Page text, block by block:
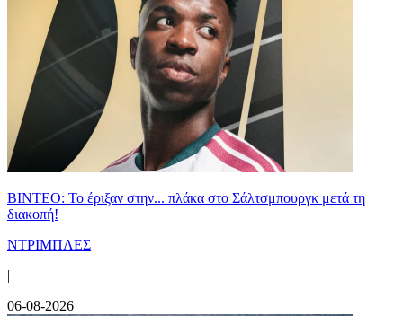
ΒΙΝΤΕΟ: Το έριξαν στην... πλάκα στο Σάλτσμπουργκ μετά τη
διακοπή!
ΝΤΡΙΜΠΛΕΣ
|
06-08-2026